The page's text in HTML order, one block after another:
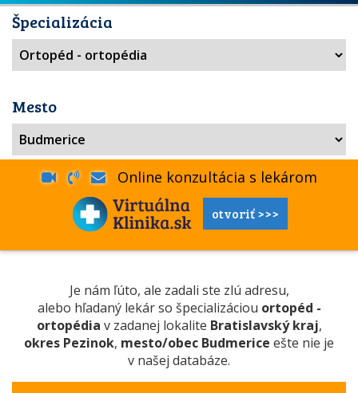
Špecializácia
Mesto
Online konzultácia s lekárom
otvoriť >>>
Je nám ľúto, ale zadali ste zlú adresu,
alebo hľadaný lekár so špecializáciou ortopéd -
ortopédia v zadanej lokalite Bratislavský kraj,
okres Pezinok, mesto/obec Budmerice ešte nie je
v našej databáze.